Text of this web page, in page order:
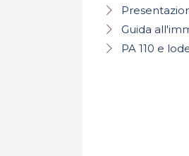
Guida
PA 110 e